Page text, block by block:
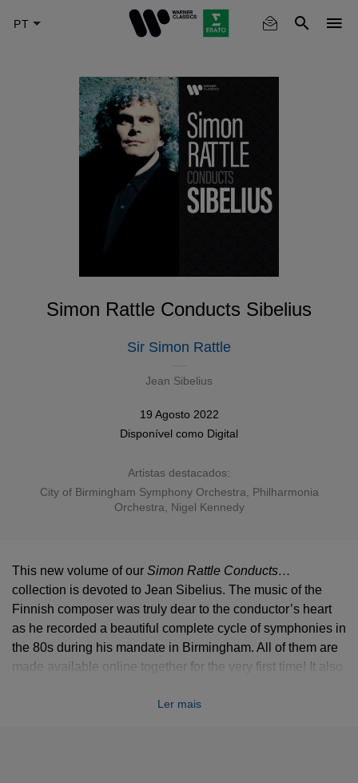
Simon Rattle Conducts Sibelius
Sir Simon Rattle
Jean Sibelius
19 Agosto 2022
Disponível como Digital
Artistas destacados:
City of Birmingham Symphony Orchestra
Philharmonia
Orchestra
Nigel Kennedy
Simon Rattle Conducts…
This new volume of our Simon Rattle Conducts…
collection is devoted to Jean Sibelius. The music of the
Finnish composer was truly dear to the conductor’s heart
as he recorded a beautiful complete cycle of symphonies in
the 80s during his mandate in Birmingham. All of them are
made available online together for the very first time! It also
, as well as an alternate version of
Ler mais